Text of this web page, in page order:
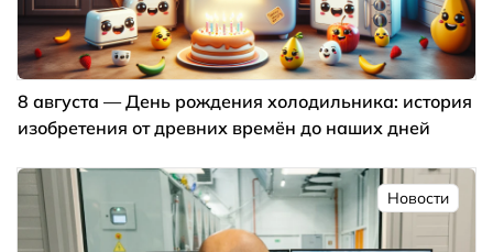
8 августа — День рождения холодильника: история
изобретения от древних времён до наших дней
Новости